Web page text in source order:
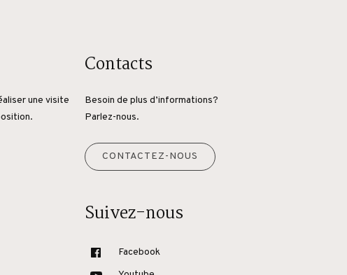
une visite
Contacts
Besoin de plus d’informations?
Parlez-nous.
CONTACTEZ-NOUS
Suivez-nous
Facebook